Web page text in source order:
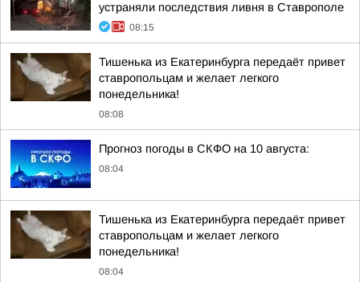
устраняли последствия ливня в Ставрополе
08:15
Тишенька из Екатеринбурга передаёт привет
ставропольцам и желает легкого
понедельника!
08:08
Прогноз погоды в СКФО на 10 августа:
08:04
Тишенька из Екатеринбурга передаёт привет
ставропольцам и желает легкого
понедельника!
08:04